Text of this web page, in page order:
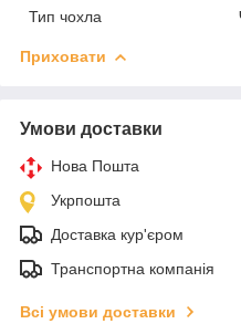
Тип чохла
Приховати
Умови доставки
Нова Пошта
Укрпошта
Доставка кур'єром
Транспортна компанія
Всі умови доставки